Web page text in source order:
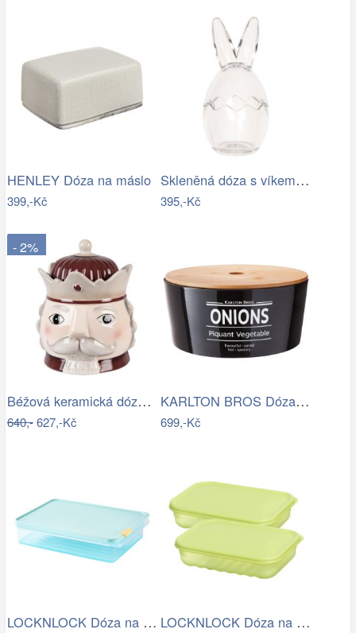
HENLEY Dóza na máslo
399,-Kč
Skleněná dóza s víkem ve tvaru vejce…
395,-Kč
- 2%
Béžová keramická dóza Louskáček…
640,-627,-Kč
KARLTON BROS Dóza na cibuli 22 cm -…
699,-Kč
LOCKNLOCK Dóza na potraviny LOCK 2200ml… LOCKNLOCK Dóza na potraviny LOCK 760ml…